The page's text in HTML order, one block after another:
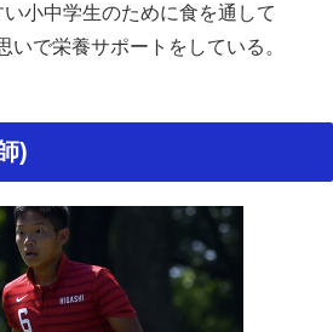
小中学生のために食を通して
いで栄養サポートをしている。
)